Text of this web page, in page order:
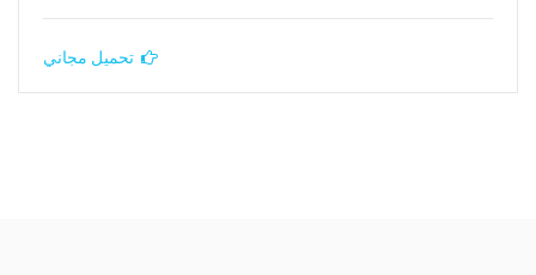
تحميل مجاني